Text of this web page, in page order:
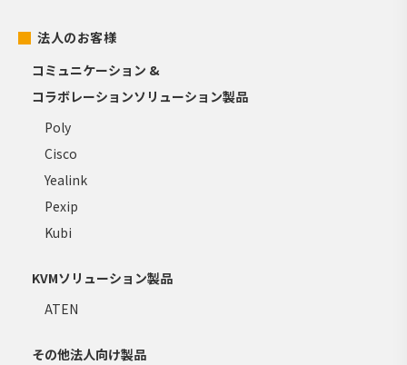
法人のお客様
コミュニケーション &
コラボレーションソリューション製品
Poly
Cisco
Yealink
Pexip
Kubi
KVMソリューション製品
ATEN
その他法人向け製品